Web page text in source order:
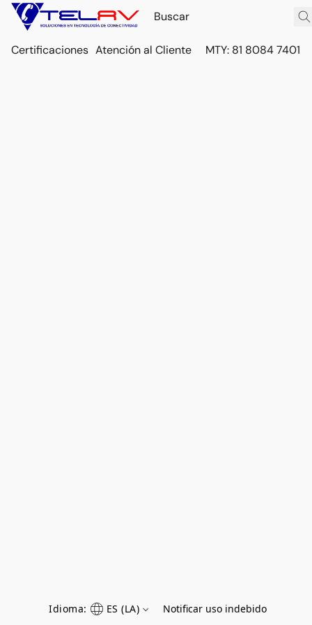
Certificaciones Atención al Cliente MTY: 81 8084 7401
Idioma: ES (LA) Notificar uso indebido